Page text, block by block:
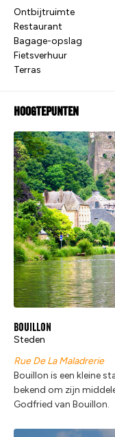
Ontbijtruimte
Restaurant
Bagage-opslag
Fietsverhuur
Terras
Hoogtepunten
Bouillon
Steden
Rue De La Maladrerie
Bouillon is een kleine
bekend om zijn
Godfried van Bouillon.